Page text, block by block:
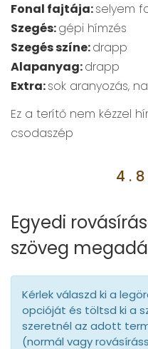
Fonal fajtája:selyem
Szegés:gépi hímzés
Szegés színe:drapp
Alapanyag:drapp
Extra:sok aranyozás,
Ez a terítő nem kézzel
csodaszép
Egyedi
szöveg
Kérlek válaszd ki a
opcióját és töltsd ki a
szeretnél az adott
(normál vagy